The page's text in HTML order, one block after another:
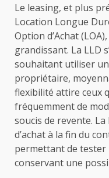
Le leasing, et plus
Location Longue
Option d’Achat
grandissant. La LLD
souhaitant utiliser
propriétaire,
flexibilité attire ceux
fréquemment de
soucis de revente.
d’achat à la fin du
permettant de
conservant une